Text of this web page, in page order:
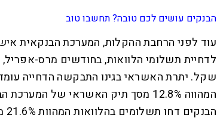
הבנקים עושים לכם טובה? תחשבו טוב
המהווה 12.8% מסך תיק האשראי של
הבנקים דחו תשלומים בהלוואות המהוות 21.6% מסך תיק המשכנתאות.